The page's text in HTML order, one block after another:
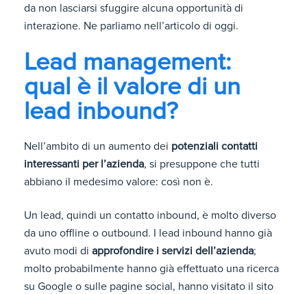
da non lasciarsi sfuggire alcuna opportunità di
interazione. Ne parliamo nell’articolo di oggi.
Lead management:
qual è il valore di un
lead inbound?
Nell’ambito di un aumento dei potenziali contatti
interessanti per l’azienda, si presuppone che tutti
abbiano il medesimo valore: così non è.
Un lead, quindi un contatto inbound, è molto diverso
da uno offline o outbound. I lead inbound hanno già
avuto modi di approfondire i servizi dell’azienda;
molto probabilmente hanno già effettuato una ricerca
su Google o sulle pagine social, hanno visitato il sito